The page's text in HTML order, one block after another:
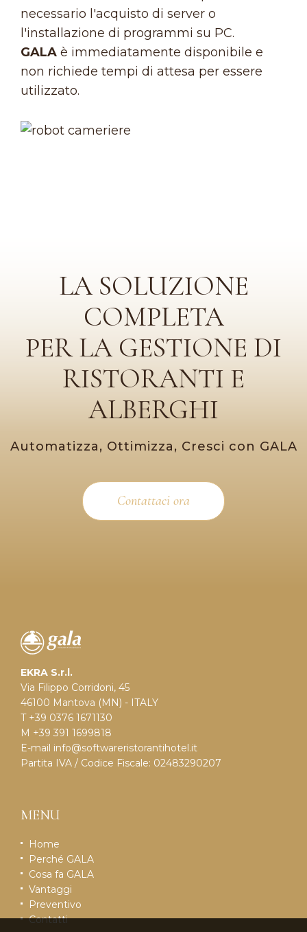
necessario l'acquisto di server o
l'installazione di programmi su PC.
GALA è immediatamente disponibile e
non richiede tempi di attesa per essere
utilizzato.
LA SOLUZIONE
COMPLETA
PER LA GESTIONE DI
RISTORANTI E
ALBERGHI
Automatizza, Ottimizza, Cresci con GALA
Contattaci ora
EKRA S.r.l.
Via Filippo Corridoni, 45
46100 Mantova (MN) - ITALY
T +39 0376 1671130
M +39 391 1699818
E-mail info@softwareristorantihotel.it
Partita IVA / Codice Fiscale: 02483290207
MENU
Home
Perché GALA
Cosa fa GALA
Vantaggi
Preventivo
Contatti